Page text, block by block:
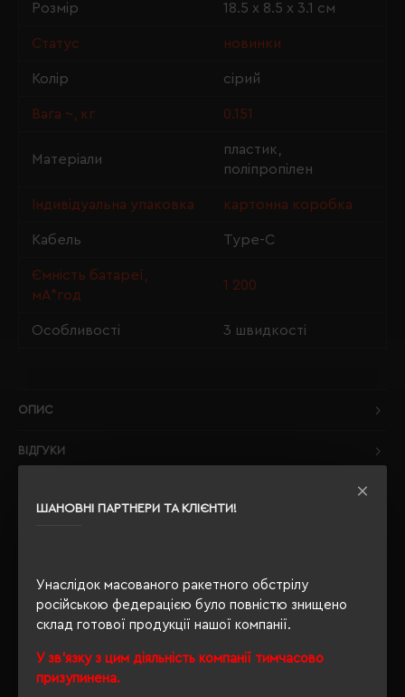
ШАНОВНІ ПАРТНЕРИ ТА КЛІЄНТИ!
Унаслідок масованого ракетного обстрілу
російською федерацією було повністю знищено
склад готової продукції нашої компанії.
У зв'язку з цим діяльність компанії тимчасово
призупинена.
Розмір 18.5 х 8.5 х 3.1 см
Статус новинки
Колір сірий
Вага ~, кг 0.151
Матеріали
пластик,
поліпропілен
Індивідуальна упаковка картонна коробка
Кабель Type-C
Ємність батареї,
мА*год
1 200
Особливості 3 швидкості
ОПИС
ВІДГУКИ